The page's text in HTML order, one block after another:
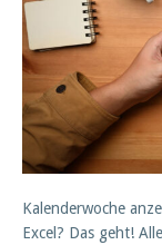
Kalenderwoche
Excel? Das geht!